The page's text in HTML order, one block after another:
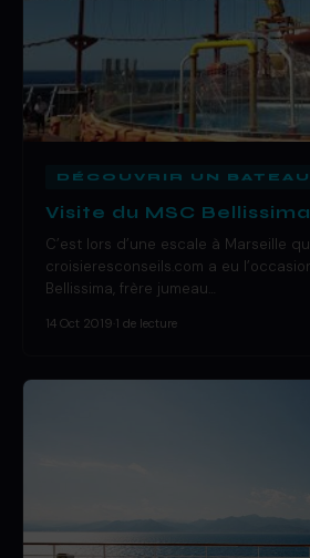
DÉCOUVRIR UN BATEAU
Visite du MSC Bellissima
C’est lors d’une escale à Marseille
croisieresconseils.com a eu
Bellissima, frère jumeau…
14 Oct 2019 1 de lecture